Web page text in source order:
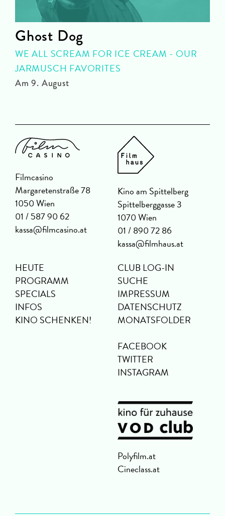
Ghost Dog
WE ALL SCREAM FOR ICE CREAM - OUR
JARMUSCH FAVORITES
Am 9. August
Filmcasino
Margaretenstraße 78
1050 Wien
01 / 587 90 62
kassa@filmcasino.at
Kino am Spittelberg
Spittelberggasse 3
1070 Wien
01 / 890 72 86
kassa@filmhaus.at
HEUTE
PROGRAMM
SPECIALS
INFOS
KINO SCHENKEN!
CLUB LOG-IN
SUCHE
IMPRESSUM
DATENSCHUTZ
MONATSFOLDER
FACEBOOK
TWITTER
INSTAGRAM
Polyfilm.at
Cineclass.at